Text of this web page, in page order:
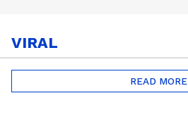
VIRAL
READ MORE